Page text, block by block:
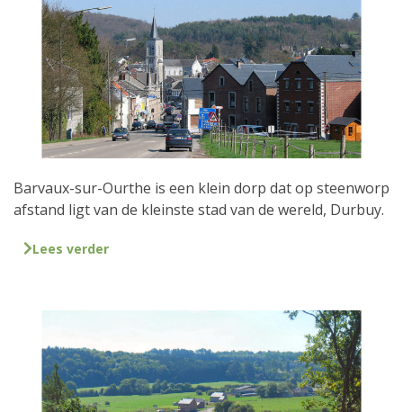
Barvaux-sur-Ourthe is een klein dorp dat op steenworp
afstand ligt van de kleinste stad van de wereld, Durbuy.
Lees verder